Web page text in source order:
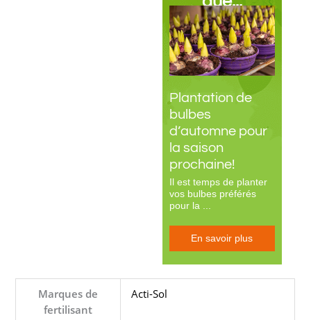
Plantation de
bulbes
d’automne pour
la saison
prochaine!
Il est temps de planter
vos bulbes préférés
pour la ...
En savoir plus
Marques de
fertilisant
Acti-Sol